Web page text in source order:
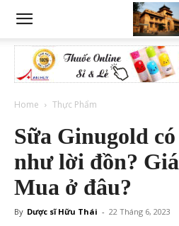
Home Thực Phẩm
Sữa Ginugold
như lời đồn?
Mua ở đâu?
By Dược sĩ Hữu Thái - 22 Tháng 6, 2023